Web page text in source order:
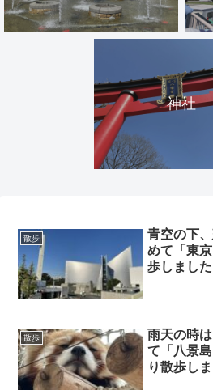
神社
散歩
青空の下
めて「東
歩しました
散歩
雨天の時
て「八景
り散歩しま